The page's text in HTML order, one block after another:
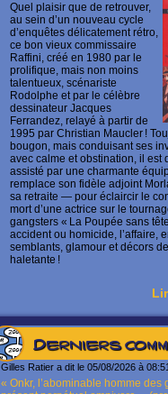
Quel plaisir que de retrouver,
au sein d’un nouveau cycle
d’enquêtes délicatement rétro,
ce bon vieux commissaire
Raffini, créé en 1980 par le
prolifique, mais non moins
talentueux, scénariste
Rodolphe et par le célèbre
dessinateur Jacques
Ferrandez, relayé à partir de
1995 par Christian Maucler !
bougon, mais conduisant ses
avec calme et obstination, il est
assisté par une charmante
remplace son fidèle adjoint
sa retraite — pour éclaircir le
mort d’une actrice sur le
gangsters « La Poupée sans
accident ou homicide, l’affaire,
semblants, glamour et décors
haletante !
Derniers
Gilles Ratier a dit le 05/08/2026 à 08:51
« Onkr, l’abominable homme des